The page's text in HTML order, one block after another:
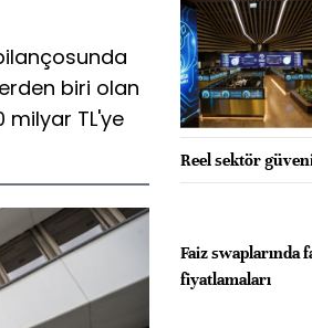
biri olan
milyar TL'ye
Reel sektör
Faiz swaplarında
fiyatlamaları